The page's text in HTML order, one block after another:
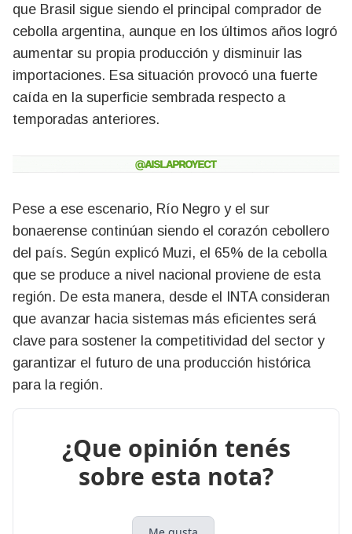
que Brasil sigue siendo el principal comprador de
cebolla argentina, aunque en los últimos años logró
aumentar su propia producción y disminuir las
importaciones. Esa situación provocó una fuerte
caída en la superficie sembrada respecto a
temporadas anteriores.
Pese a ese escenario, Río Negro y el sur
bonaerense continúan siendo el corazón cebollero
del país. Según explicó Muzi, el 65% de la cebolla
que se produce a nivel nacional proviene de esta
región. De esta manera, desde el INTA consideran
que avanzar hacia sistemas más eficientes será
clave para sostener la competitividad del sector y
garantizar el futuro de una producción histórica
para la región.
¿Que opinión tenés
sobre esta nota?